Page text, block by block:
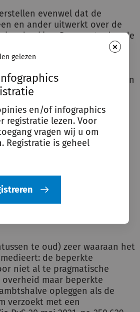
×
gelezen
en/of infographics
registratie lezen. Voor
vragen wij u om
Registratie is geheel
evenwel dat de
en ander uitwerkt over de
Daarom treden de
Volgens de
zal de Vlaamse
na publicatie in het
de inwerkingtreding vaststellen
het
bestuur terug
zeggen, bij projecten
beperkte
te oud) zeer waaraan het
de beperkte
niet al te pragmatische
maar beperkte
opleggen als de
verzoekt met een